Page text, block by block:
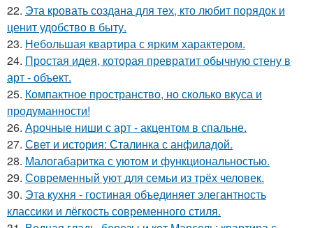
22. Эта кровать создана для тех, кто любит порядок и
ценит удобство в быту.
23. Небольшая квартира с ярким характером.
24. Простая идея, которая превратит обычную стену в
арт - объект.
25. Компактное пространство, но сколько вкуса и
продуманности!
26. Арочные ниши с арт - акцентом в спальне.
27. Свет и история: Сталинка с анфиладой.
28. Малогабаритка с уютом и функциональностью.
29. Современный уют для семьи из трёх человек.
30. Эта кухня - гостиная объединяет элегантность
классики и лёгкость современного стиля.